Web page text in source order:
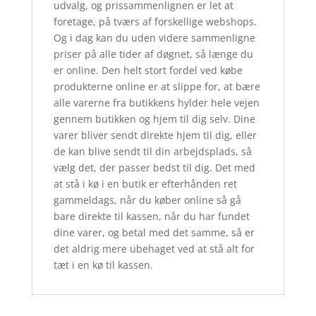
udvalg, og prissammenlignen er let at
foretage, på tværs af forskellige webshops.
Og i dag kan du uden videre sammenligne
priser på alle tider af døgnet, så længe du
er online. Den helt stort fordel ved købe
produkterne online er at slippe for, at bære
alle varerne fra butikkens hylder hele vejen
gennem butikken og hjem til dig selv. Dine
varer bliver sendt direkte hjem til dig, eller
de kan blive sendt til din arbejdsplads, så
vælg det, der passer bedst til dig. Det med
at stå i kø i en butik er efterhånden ret
gammeldags, når du køber online så gå
bare direkte til kassen, når du har fundet
dine varer, og betal med det samme, så er
det aldrig mere ubehaget ved at stå alt for
tæt i en kø til kassen.